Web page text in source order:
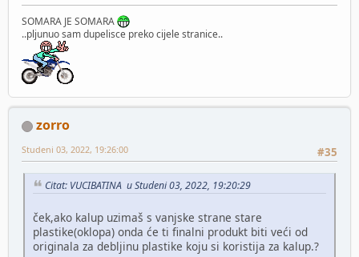
SOMARA JE SOMARA
..pljunuo sam dupelisce preko cijele stranice..
zorro
#35
Studeni 03, 2022, 19:26:00
Citat: VUCIBATINA u Studeni 03, 2022, 19:20:29
ček,ako kalup uzimaš s vanjske strane stare
plastike(oklopa) onda će ti finalni produkt biti veći od
originala za debljinu plastike koju si koristija za kalup.?